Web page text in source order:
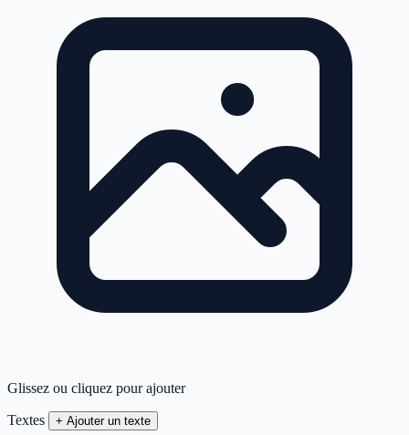
Glissez ou cliquez pour ajouter
Textes + Ajouter un texte